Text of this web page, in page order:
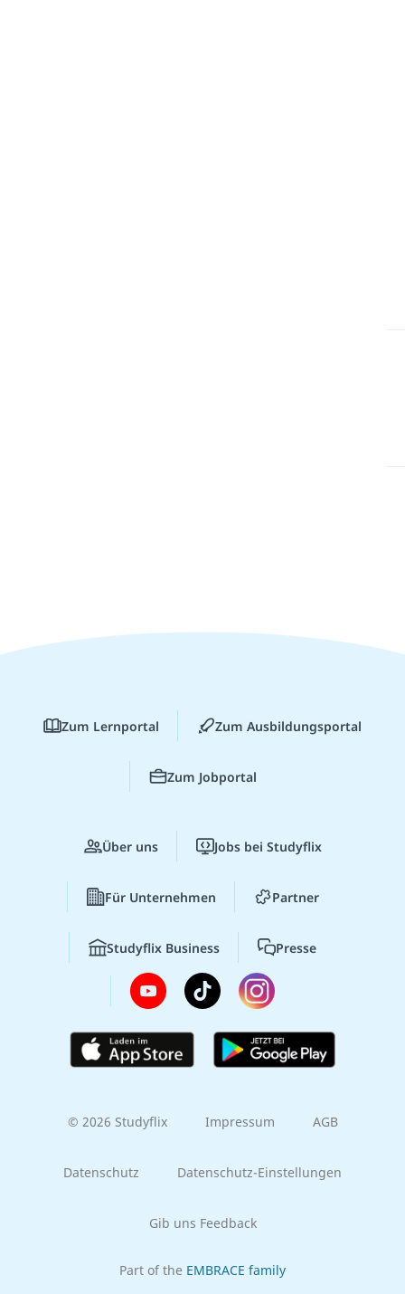
Zum Lernportal Zum Ausbildungsportal
Zum Jobportal
Über uns Jobs bei Studyflix
Für Unternehmen Partner
Studyflix Business Presse
© 2026 Studyflix Impressum AGB
Datenschutz Datenschutz-Einstellungen
Gib uns Feedback
Part of the EMBRACE family